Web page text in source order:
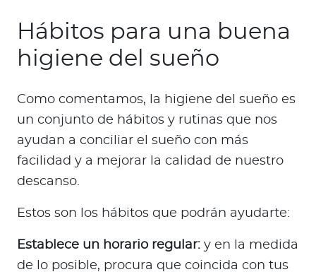
Hábitos para una buena
higiene del sueño
Como comentamos, la higiene del sueño es
un conjunto de hábitos y rutinas que nos
ayudan a conciliar el sueño con más
facilidad y a mejorar la calidad de nuestro
descanso.
Estos son los hábitos que podrán ayudarte:
Establece un horario regular: y en la medida
de lo posible, procura que coincida con tus